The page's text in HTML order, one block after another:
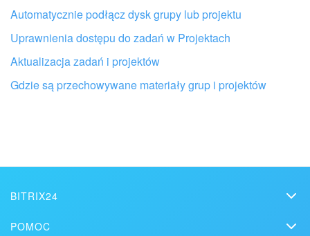
Bitrix24 od lokalnych specjalistów
Automatycznie podłącz dysk grupy lub projektu
Uprawnienia dostępu do zadań w Projektach
Aktualizacja zadań i projektów
Gdzie są przechowywane materiały grup i projektów
BITRIX24
POMOC